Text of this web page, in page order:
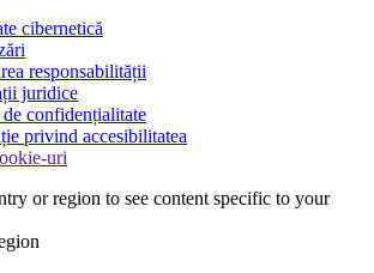
cibernetică
responsabilității
juridice
confidențialitate
privind accesibilitatea
uri
or region to see content specific to your